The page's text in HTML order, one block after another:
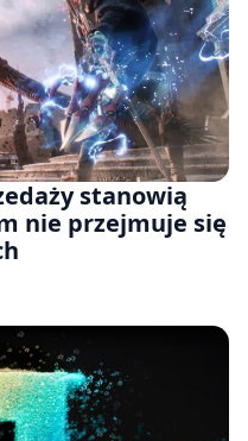
stanowią
nie przejmuje się